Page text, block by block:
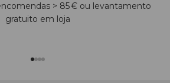
> 85 € ou levantamento
gratuito em loja